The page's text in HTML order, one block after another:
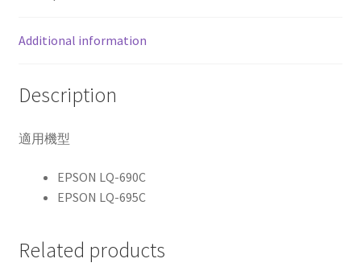
帶
Additional information
Description
適用機型
EPSON LQ-690C
EPSON LQ-695C
Related products